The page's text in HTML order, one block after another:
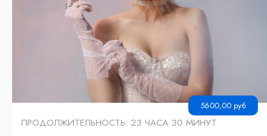
5600,00руб
ПРОДОЛЖИТЕЛЬНОСТЬ: 23 ЧАСА 30 МИНУТ